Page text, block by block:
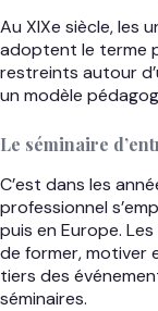
Au XIXe siècle, les
adoptent le terme
restreints autour
un modèle
Le séminaire
C’est dans les
professionnel
puis en Europe.
de former, motiver
tiers des
séminaires.